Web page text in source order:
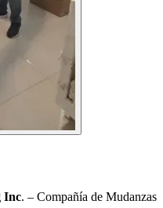
Inc. – Compañía de Mudanzas